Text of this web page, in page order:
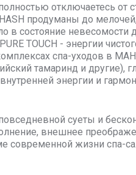
отключаетесь от
продуманы до
в состояние
TOUCH - энергии
спа-уходов в
тамаринд и другие),
энергии и
суеты и
внешнее
жизни спа-